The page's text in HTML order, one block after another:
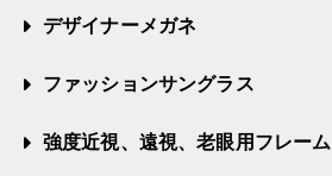
デザイナーメガネ
ファッションサングラス
強度近視、遠視、老眼用フレーム